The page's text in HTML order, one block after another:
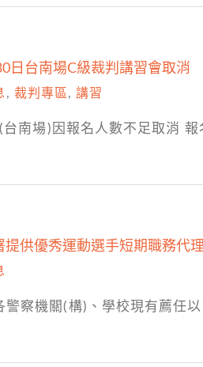
日台南場C級裁判講習會取消
, 裁判專區 ,講習
南場)因報名人數不足取消
提供優秀運動選手短期職務代
警察機關(構)、學校現有薦